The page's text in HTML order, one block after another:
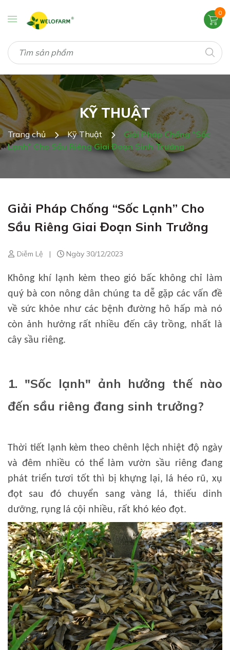
0
KỸ THUẬT
Trang chủ Kỹ Thuật
Giải Pháp Chống “Sốc
Lạnh” Cho Sầu Riêng Giai Đoạn Sinh Trưởng
Giải Pháp Chống “Sốc Lạnh” Cho
Sầu Riêng Giai Đoạn Sinh Trưởng
Diễm Lệ | Ngày 30/12/2023
Không khí lạnh kèm theo gió bấc không chỉ làm
quý bà con nông dân chúng ta dễ gặp các vấn đề
về sức khỏe như các bệnh đường hô hấp mà nó
còn ảnh hưởng rất nhiều đến cây trồng, nhất là
cây sầu riêng.
1. "Sốc lạnh" ảnh hưởng thế nào
đến sầu riêng đang sinh trưởng?
Thời tiết lạnh kèm theo chênh lệch nhiệt độ ngày
và đêm nhiều có thể làm vườn sầu riêng đang
phát triển tươi tốt thì bị khựng lại, lá héo rũ, xụ
đọt sau đó chuyển sang vàng lá, thiếu dinh
dưỡng, rụng lá cội nhiều, rất khó kéo đọt.